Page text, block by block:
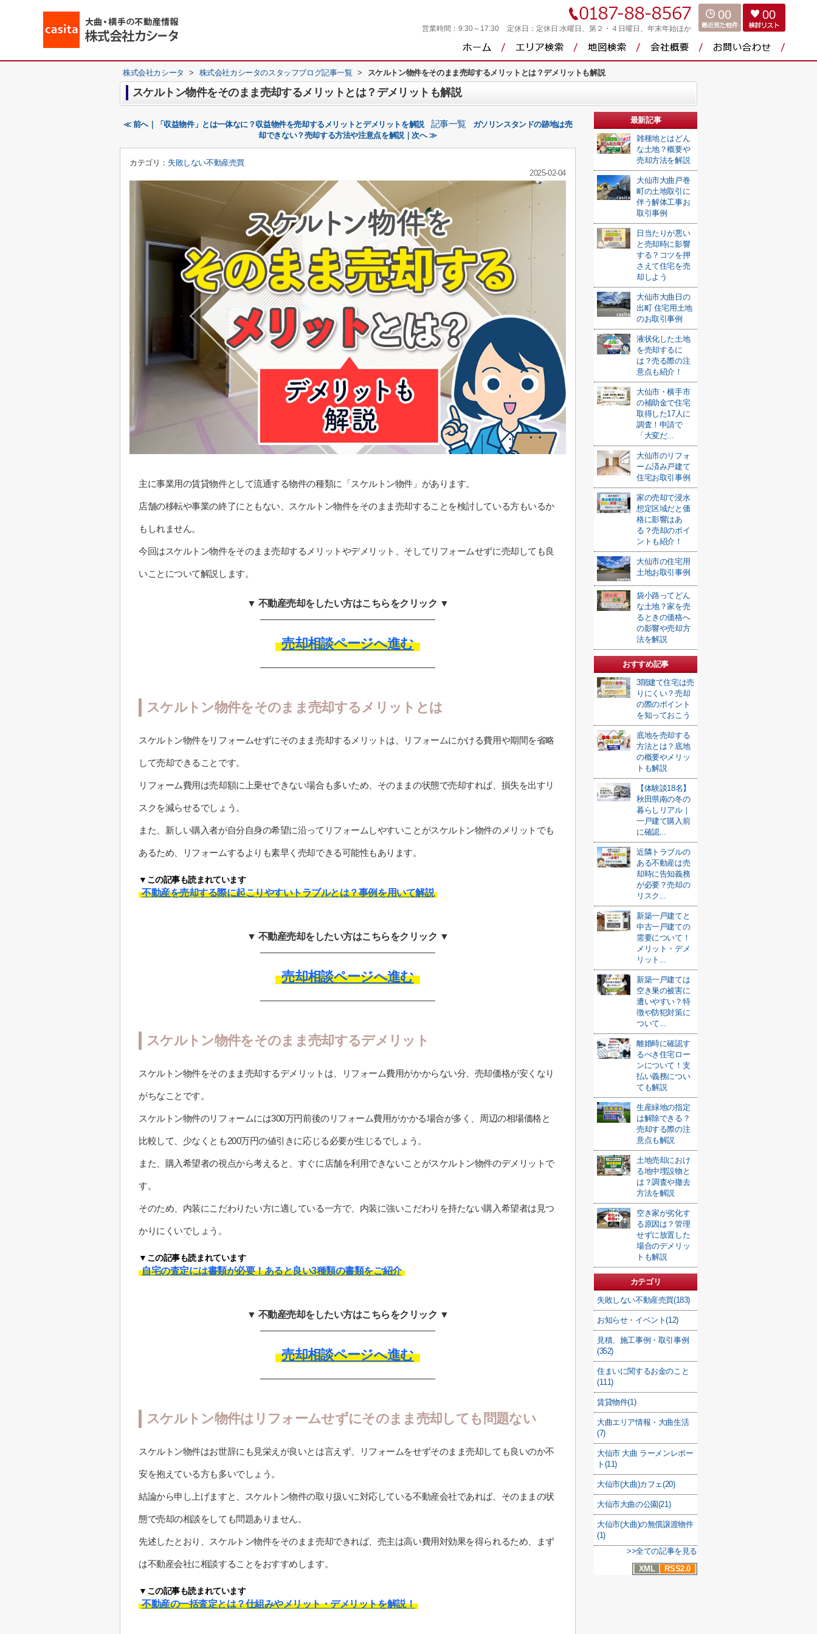
営業時間： 9:30～17:30 定休日： 定休日:水曜日、第２・４日曜日、年末年始ほか
00 00
株式会社カシータ > 株式会社カシータのスタッフブログ記事一覧 > スケルトン物件をそのまま売却するメリットとは？デメリットも解説
スケルトン物件をそのまま売却するメリットとは？デメリットも解説
≪ 前へ｜「収益物件」とは一体なに？収益物件を売却するメリットとデメリットを解説 記事一覧
ガソリンスタンドの跡地は売
却できない？売却する方法や注意点を解説｜次へ ≫
カテゴリ： 失敗しない不動産売買
2025-02-04
主に事業用の賃貸物件として流通する物件の種類に「スケルトン物件」があります。
店舗の移転や事業の終了にともない、スケルトン物件をそのまま売却することを検討している方もいるか
もしれません。
今回はスケルトン物件をそのまま売却するメリットやデメリット、そしてリフォームせずに売却しても良
いことについて解説します。
▼ 不動産売却をしたい方はこちらをクリック ▼
売却相談ページへ進む
スケルトン物件をそのまま売却するメリットとは
スケルトン物件をリフォームせずにそのまま売却するメリットは、リフォームにかける費用や期間を省略
して売却できることです。
リフォーム費用は売却額に上乗せできない場合も多いため、そのままの状態で売却すれば、損失を出すリ
スクを減らせるでしょう。
また、新しい購入者が自分自身の希望に沿ってリフォームしやすいことがスケルトン物件のメリットでも
あるため、リフォームするよりも素早く売却できる可能性もあります。
▼この記事も読まれています
不動産を売却する際に起こりやすいトラブルとは？事例を用いて解説
▼ 不動産売却をしたい方はこちらをクリック ▼
売却相談ページへ進む
スケルトン物件をそのまま売却するデメリット
スケルトン物件をそのまま売却するデメリットは、リフォーム費用がかからない分、売却価格が安くなり
がちなことです。
スケルトン物件のリフォームには300万円前後のリフォーム費用がかかる場合が多く、周辺の相場価格と
比較して、少なくとも200万円の値引きに応じる必要が生じるでしょう。
また、購入希望者の視点から考えると、すぐに店舗を利用できないことがスケルトン物件のデメリットで
す。
そのため、内装にこだわりたい方に適している一方で、内装に強いこだわりを持たない購入希望者は見つ
かりにくいでしょう。
▼この記事も読まれています
自宅の査定には書類が必要！あると良い3種類の書類をご紹介
▼ 不動産売却をしたい方はこちらをクリック ▼
売却相談ページへ進む
スケルトン物件はリフォームせずにそのまま売却しても問題ない
スケルトン物件はお世辞にも見栄えが良いとは言えず、リフォームをせずそのまま売却しても良いのか不
安を抱えている方も多いでしょう。
結論から申し上げますと、スケルトン物件の取り扱いに対応している不動産会社であれば、そのままの状
態で売却の相談をしても問題ありません。
先述したとおり、スケルトン物件をそのまま売却できれば、売主は高い費用対効果を得られるため、まず
は不動産会社に相談することをおすすめします。
▼この記事も読まれています
不動産の一括査定とは？仕組みやメリット・デメリットを解説！
最新記事
雑種地とはどん
な土地？概要や
売却方法を解説
大仙市大曲戸巻
町の土地取引に
伴う解体工事お
取引事例
日当たりが悪い
と売却時に影響
する？コツを押
さえて住宅を売
却しよう
大仙市大曲日の
出町 住宅用土地
のお取引事例
液状化した土地
を売却するに
は？売る際の注
意点も紹介！
大仙市・横手市
の補助金で住宅
取得した17人に
調査！申請で
「大変だ...
大仙市のリフォ
ーム済み戸建て
住宅お取引事例
家の売却で浸水
想定区域だと価
格に影響はあ
る？売却のポイ
ントも紹介！
大仙市の住宅用
土地お取引事例
袋小路ってどん
な土地？家を売
るときの価格へ
の影響や売却方
法を解説
おすすめ記事
3階建て住宅は売
りにくい？売却
の際のポイント
を知っておこう
底地を売却する
方法とは？底地
の概要やメリッ
トも解説
【体験談18名】
秋田県南の冬の
暮らしリアル｜
一戸建て購入前
に確認...
近隣トラブルの
ある不動産は売
却時に告知義務
が必要？売却の
リスク...
新築一戸建てと
中古一戸建ての
需要について！
メリット・デメ
リット...
新築一戸建ては
空き巣の被害に
遭いやすい？特
徴や防犯対策に
ついて...
離婚時に確認す
るべき住宅ロー
ンについて！支
払い義務につい
ても解説
生産緑地の指定
は解除できる？
売却する際の注
意点も解説
土地売却におけ
る地中埋設物と
は？調査や撤去
方法を解説
空き家が劣化す
る原因は？管理
せずに放置した
場合のデメリッ
トも解説
カテゴリ
失敗しない不動産売買(183)
お知らせ・イベント(12)
見積、施工事例・取引事例
(352)
住まいに関するお金のこと
(111)
賃貸物件(1)
大曲エリア情報・大曲生活
(7)
大仙市 大曲 ラーメンレポー
ト(11)
大仙市(大曲)カフェ(20)
大仙市大曲の公園(21)
大仙市(大曲)の無償譲渡物件
(1)
>>全ての記事を見る
XML
RSS2.0